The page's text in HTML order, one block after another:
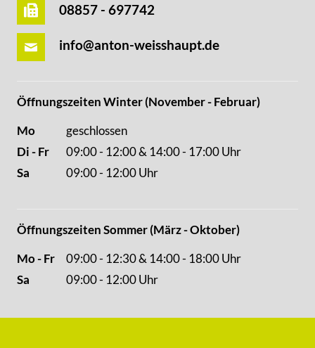
08857 - 697742
info@anton-weisshaupt.de
Öffnungszeiten Winter (November - Februar)
Mo
geschlossen
Di - Fr
09:00 - 12:00 & 14:00 - 17:00 Uhr
Sa
09:00 - 12:00 Uhr
Öffnungszeiten Sommer (März - Oktober)
Mo - Fr
09:00 - 12:30 & 14:00 - 18:00 Uhr
Sa
09:00 - 12:00 Uhr